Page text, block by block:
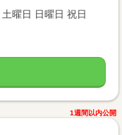
曜日 日曜日 祝日
1週間以内公開